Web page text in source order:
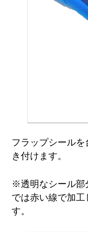
フラップシール
き付けます。
※透明なシール部
では赤い線で加
す。